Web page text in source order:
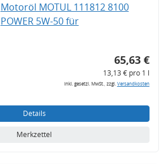
Motoröl MOTUL 111812 8100
POWER 5W-50 für
65,63 €
13,13 € pro 1 l
inkl. gesetzl. MwSt., zzgl.Versandkosten
Details
Merkzettel